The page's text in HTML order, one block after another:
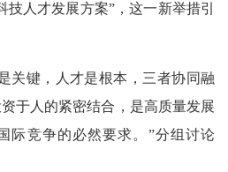
人才发展方案”，这一新举措引
键，人才是根本，三者协同融
于人的紧密结合，是高质量发展
际竞争的必然要求。”分组讨论